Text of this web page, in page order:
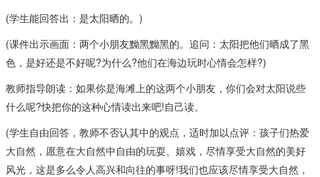
(学生能回答出：是太阳晒的。)
(课件出示画面：两个小朋友黝黑黝黑的。追问：太阳把他们晒成了黑
色，是好还是不好呢?为什么?他们在海边玩时心情会怎样?)
教师指导朗读：如果你是海滩上的这两个小朋友，你们会对太阳说些
什么呢?快把你的这种心情读出来吧!自己读。
(学生自由回答，教师不否认其中的观点，适时加以点评：孩子们热爱
大自然，愿意在大自然中自由的玩耍、嬉戏，尽情享受大自然的美好
风光，这是多么令人高兴和向往的事呀!我们也应该尽情享受大自然，